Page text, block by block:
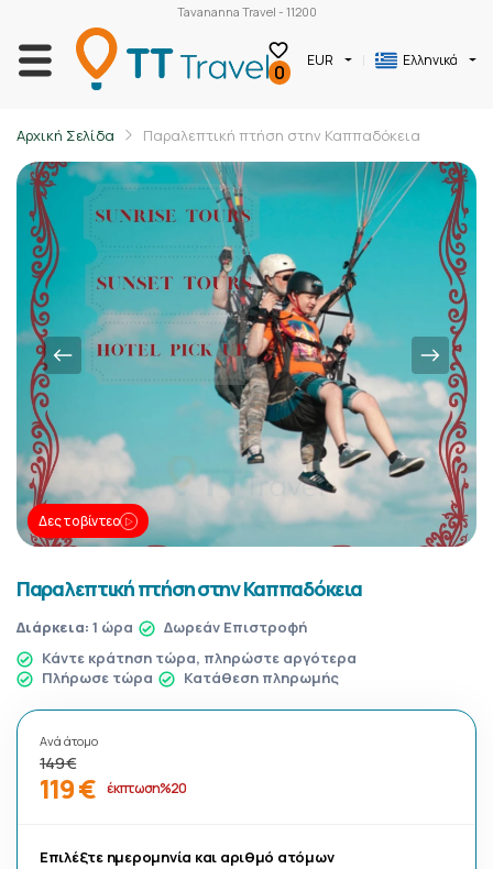
Tavananna Travel - 11200
0 EUR Ελληνικά
Αρχική Σελίδα Παραλεπτική πτήση στην Καππαδόκεια
Δες το βίντεο
Παραλεπτική πτήση στην Καππαδόκεια
Διάρκεια: 1 ώρα
Δωρεάν Επιστροφή
Κάντε κράτηση τώρα, πληρώστε αργότερα
Πλήρωσε τώρα
Κατάθεση πληρωμής
Ανά άτομο
149 €
119 € έκπτωση %20
Επιλέξτε ημερομηνία και αριθμό ατόμων